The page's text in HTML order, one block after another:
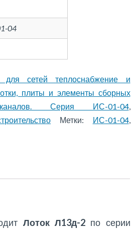
04
для сетей теплоснабжение и
плиты и элементы сборных
каналов. Серия ИС-01-04,
Метки: ИС-01-04,
Лоток Л13д-2по серии